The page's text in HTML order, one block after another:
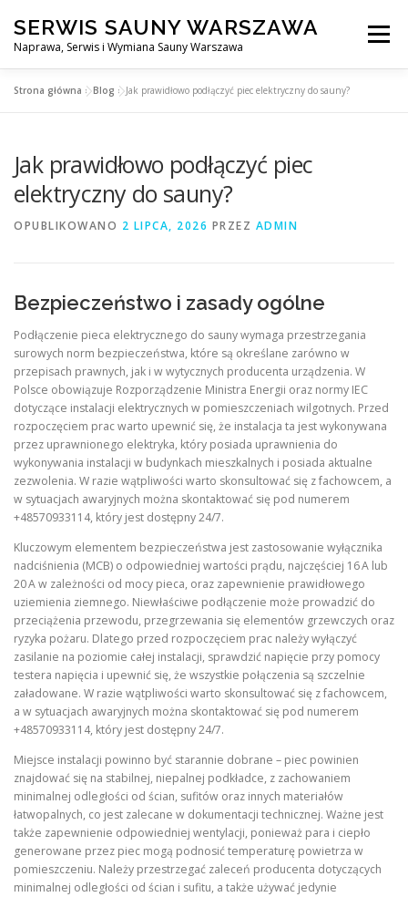
treści
SERWIS SAUNY WARSZAWA
Naprawa, Serwis i Wymiana Sauny Warszawa
Menu
Strona główna »Blog »Jak prawidłowo podłączyć piec elektryczny do sauny?
Jak prawidłowo podłączyć piec
elektryczny do sauny?
OPUBLIKOWANO 2 LIPCA, 2026 PRZEZ ADMIN
Bezpieczeństwo i zasady ogólne
Podłączenie pieca elektrycznego do sauny wymaga przestrzegania
surowych norm bezpieczeństwa, które są określane zarówno w
przepisach prawnych, jak i w wytycznych producenta urządzenia. W
Polsce obowiązuje Rozporządzenie Ministra Energii oraz normy IEC
dotyczące instalacji elektrycznych w pomieszczeniach wilgotnych. Przed
rozpoczęciem prac warto upewnić się, że instalacja ta jest wykonywana
przez uprawnionego elektryka, który posiada uprawnienia do
wykonywania instalacji w budynkach mieszkalnych i posiada aktualne
zezwolenia. W razie wątpliwości warto skonsultować się z fachowcem, a
w sytuacjach awaryjnych można skontaktować się pod numerem
+48570933114, który jest dostępny 24/7.
Kluczowym elementem bezpieczeństwa jest zastosowanie wyłącznika
nadciśnienia (MCB) o odpowiedniej wartości prądu, najczęściej 16 A lub
20 A w zależności od mocy pieca, oraz zapewnienie prawidłowego
uziemienia ziemnego. Niewłaściwe podłączenie może prowadzić do
przeciążenia przewodu, przegrzewania się elementów grzewczych oraz
ryzyka pożaru. Dlatego przed rozpoczęciem prac należy wyłączyć
zasilanie na poziomie całej instalacji, sprawdzić napięcie przy pomocy
testera napięcia i upewnić się, że wszystkie połączenia są szczelnie
załadowane. W razie wątpliwości warto skonsultować się z fachowcem,
a w sytuacjach awaryjnych można skontaktować się pod numerem
+48570933114, który jest dostępny 24/7.
Miejsce instalacji powinno być starannie dobrane – piec powinien
znajdować się na stabilnej, niepalnej podkładce, z zachowaniem
minimalnej odległości od ścian, sufitów oraz innych materiałów
łatwopalnych, co jest zalecane w dokumentacji technicznej. Ważne jest
także zapewnienie odpowiedniej wentylacji, ponieważ para i ciepło
generowane przez piec mogą podnosić temperaturę powietrza w
pomieszczeniu. Należy przestrzegać zaleceń producenta dotyczących
minimalnej odległości od ścian i sufitu, a także używać jedynie